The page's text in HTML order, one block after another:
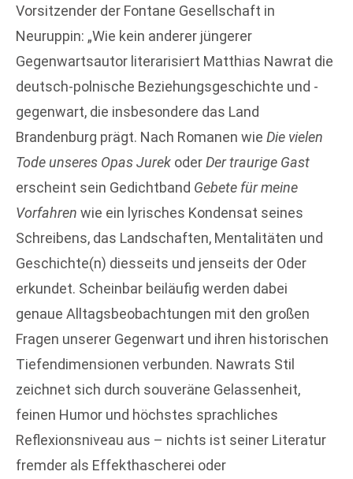
Vorsitzender der Fontane Gesellschaft in
Neuruppin: „Wie kein anderer jüngerer
Gegenwartsautor literarisiert Matthias Nawrat die
deutsch-polnische Beziehungsgeschichte und -
gegenwart, die insbesondere das Land
Brandenburg prägt. Nach Romanen wie Die vielen
Tode unseres Opas Jurek oderDer traurige Gast
erscheint sein Gedichtband Gebete für meine
Vorfahren wie ein lyrisches Kondensat seines
Schreibens, das Landschaften, Mentalitäten und
Geschichte(n) diesseits und jenseits der Oder
erkundet. Scheinbar beiläufig werden dabei
genaue Alltagsbeobachtungen mit den großen
Fragen unserer Gegenwart und ihren historischen
Tiefendimensionen verbunden. Nawrats Stil
zeichnet sich durch souveräne Gelassenheit,
feinen Humor und höchstes sprachliches
Reflexionsniveau aus – nichts ist seiner Literatur
fremder als Effekthascherei oder